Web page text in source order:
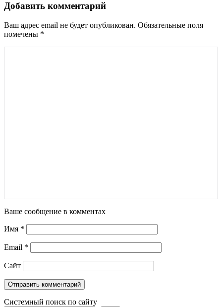
Добавить комментарий
Ваш адрес email не будет опубликован. Обязательные поля
помечены *
Ваше сообщение в комментах
Имя *
Email *
Сайт
Системный поиск по сайту